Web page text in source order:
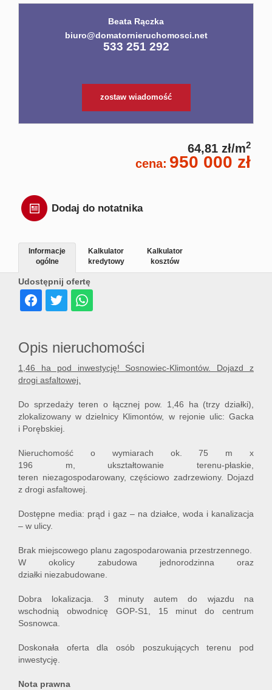
Beata Rączka
biuro@domatornieruchomosci.net
533 251 292
zostaw wiadomość
64,81 zł/m2
cena: 950 000 zł
Dodaj do notatnika
Udostępnij ofertę
Informacje
ogólne
Kalkulator
kredytowy
Kalkulator
kosztów
Opis nieruchomości
1,46 ha pod inwestycję! Sosnowiec-Klimontów. Dojazd z
drogi asfaltowej.
Do sprzedaży teren o łącznej pow. 1,46 ha (trzy działki),
zlokalizowany w dzielnicy Klimontów, w rejonie ulic: Gacka
i Porębskiej.
Nieruchomość o wymiarach ok. 75 m x
196 m, ukształtowanie terenu-płaskie,
teren niezagospodarowany, częściowo zadrzewiony. Dojazd
z drogi asfaltowej.
Dostępne media: prąd i gaz – na działce, woda i kanalizacja
– w ulicy.
Brak miejscowego planu zagospodarowania przestrzennego.
W okolicy zabudowa jednorodzinna oraz
działki niezabudowane.
Dobra lokalizacja. 3 minuty autem do wjazdu na
wschodnią obwodnicę GOP-S1, 15 minut do centrum
Sosnowca.
Doskonała oferta dla osób poszukujących terenu pod
inwestycję.
Nota prawna